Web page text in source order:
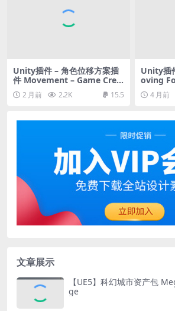
Unity插件 – 角色位移方案插
件 Movement – Game Crea
tor 22 月前 2.2K 15.5
Unity插
oving
4 月前
文章展示
【UE5】科幻城市资产包
ge